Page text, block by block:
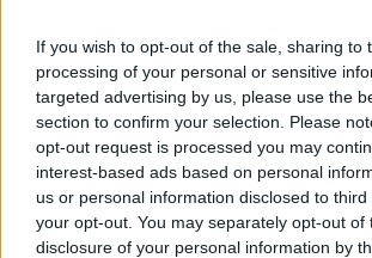
If you wish to opt-out of the sale, sharing to
processing of your personal or sensitive
targeted advertising by us, please use the
section to confirm your selection. Please
opt-out request is processed you may
interest-based ads based on personal
us or personal information disclosed to
your opt-out. You may separately opt-out of
disclosure of your personal information by
biltest, övriga bilars strålkastarbetyg är
respektive exemplar).
Så funkar långtestet
För den som följt långteststallens öden
åren sedan 1988 (ni är sannerligen